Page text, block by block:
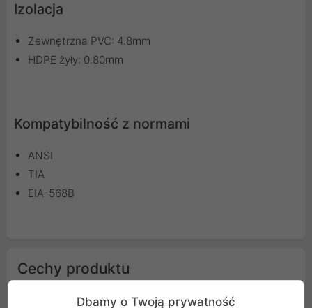
Izolacja
Zewnętrzna PVC: 4.8mm
HDPE żyły: 0.80mm
Kompatybilność z normami
ANSI
TIA
EIA-568B
Cechy produktu
Czerwony
Dbamy o Twoją prywatność